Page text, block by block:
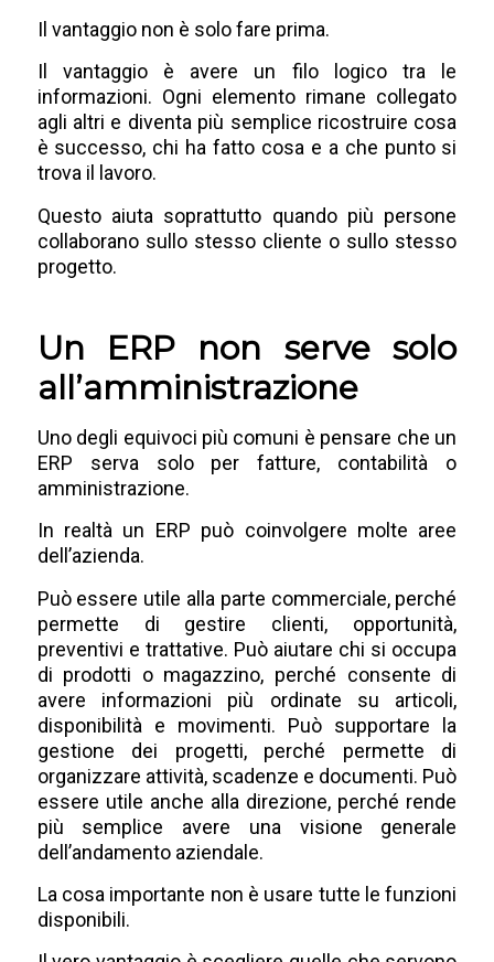
Il vantaggio non è solo fare prima.
Il vantaggio è avere un filo logico tra le
informazioni. Ogni elemento rimane collegato
agli altri e diventa più semplice ricostruire cosa
è successo, chi ha fatto cosa e a che punto si
trova il lavoro.
Questo aiuta soprattutto quando più persone
collaborano sullo stesso cliente o sullo stesso
progetto.
Un ERP non serve solo
all’amministrazione
Uno degli equivoci più comuni è pensare che un
ERP serva solo per fatture, contabilità o
amministrazione.
In realtà un ERP può coinvolgere molte aree
dell’azienda.
Può essere utile alla parte commerciale, perché
permette di gestire clienti, opportunità,
preventivi e trattative. Può aiutare chi si occupa
di prodotti o magazzino, perché consente di
avere informazioni più ordinate su articoli,
disponibilità e movimenti. Può supportare la
gestione dei progetti, perché permette di
organizzare attività, scadenze e documenti. Può
essere utile anche alla direzione, perché rende
più semplice avere una visione generale
dell’andamento aziendale.
La cosa importante non è usare tutte le funzioni
disponibili.